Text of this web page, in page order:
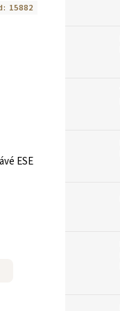
ESE
15882